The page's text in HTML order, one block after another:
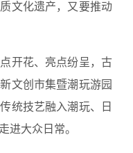
文化遗产，又要推动
开花、亮点纷呈，古
文创市集暨潮玩游园
统技艺融入潮玩、日
进大众日常。